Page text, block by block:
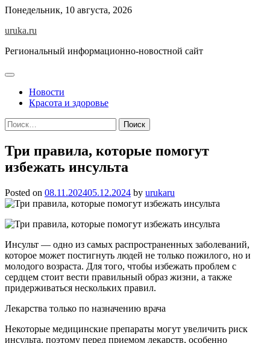
Skip
content
Понедельник, 10 августа, 2026
uruka.ru
Региональный информационно-новостной сайт
Новости
Красота и здоровье
Найти:
Три правила, которые помогут
избежать инсульта
Posted on 08.11.202405.12.2024 by urukaru
Инсульт — одно из самых распространенных заболеваний,
которое может постигнуть людей не только пожилого, но и
молодого возраста. Для того, чтобы избежать проблем с
сердцем стоит вести правильный образ жизни, а также
придерживаться нескольких правил.
Лекарства только по назначению врача
Некоторые медицинские препараты могут увеличить риск
инсульта, поэтому перед приемом лекарств, особенно